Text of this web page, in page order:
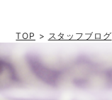
TOP > スタッフブログ